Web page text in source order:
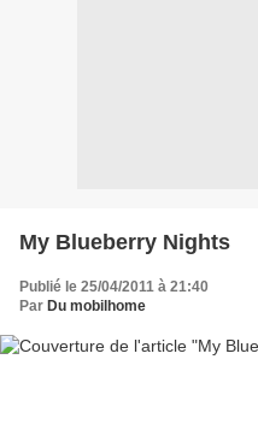
My Blueberry Nights
Publié le 25/04/2011 à 21:40
Par Du mobilhome